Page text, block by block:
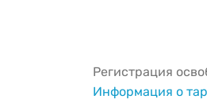
Регистрация
Информация о